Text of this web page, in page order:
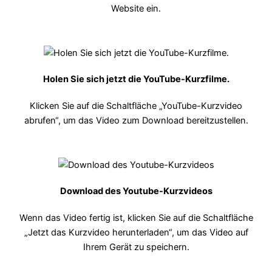
Website ein.
Holen Sie sich jetzt die YouTube-Kurzfilme.
Klicken Sie auf die Schaltfläche „YouTube-Kurzvideo
abrufen“, um das Video zum Download bereitzustellen.
Download des Youtube-Kurzvideos
Wenn das Video fertig ist, klicken Sie auf die Schaltfläche
„Jetzt das Kurzvideo herunterladen“, um das Video auf
Ihrem Gerät zu speichern.